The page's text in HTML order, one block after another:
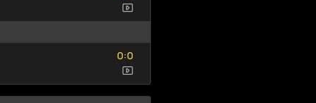
0
0:
0
0